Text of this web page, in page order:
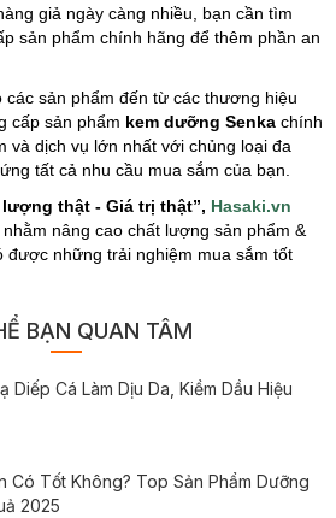
giả ngày càng nhiều, bạn cần tìm
sản phẩm chính hãng để thêm phần an
các sản phẩm đến từ các thương hiệu
cấp sản phẩm kem dưỡng Senka chính
và dịch vụ lớn nhất với chủng loại đa
tất cả nhu cầu mua sắm của bạn.
thật - Giá trị thật”, Hasaki.vn
nâng cao chất lượng sản phẩm &
được những trải nghiệm mua sắm tốt
BẠN QUAN TÂM
Diếp Cá Làm Dịu Da, Kiềm Dầu Hiệu
Có Tốt Không? Top Sản Phẩm Dưỡng
2025